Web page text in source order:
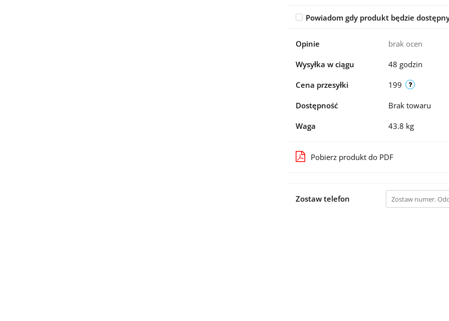
Powiadom gdy produkt będzie
Opinie brak ocen
Wysyłka w ciągu 48 godzin
Cena przesyłki 199
Dostępność Brak towaru
Waga 43.8 kg
Pobierz produkt do PDF
Zostaw telefon